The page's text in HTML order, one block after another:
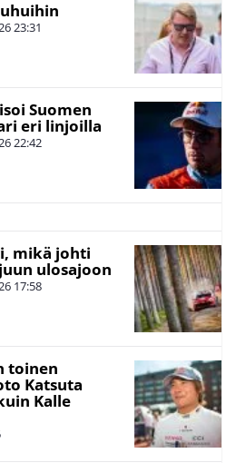
23:31
Suomen
eri linjoilla
22:42
mikä johti
ulosajoon
17:58
toinen
Katsuta
Kalle